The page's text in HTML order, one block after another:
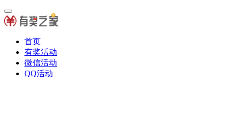
首页
有奖活动
微信活动
QQ活动